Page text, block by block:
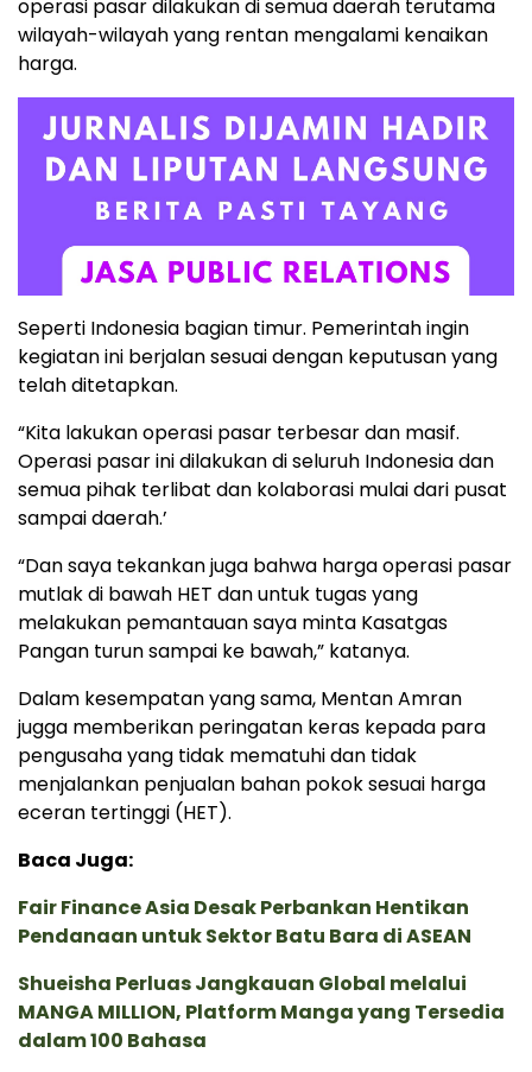
operasi pasar dilakukan di semua daerah terutama
wilayah-wilayah yang rentan mengalami kenaikan
harga.
Seperti Indonesia bagian timur. Pemerintah ingin
kegiatan ini berjalan sesuai dengan keputusan yang
telah ditetapkan.
“Kita lakukan operasi pasar terbesar dan masif.
Operasi pasar ini dilakukan di seluruh Indonesia dan
semua pihak terlibat dan kolaborasi mulai dari pusat
sampai daerah.’
“Dan saya tekankan juga bahwa harga operasi pasar
mutlak di bawah HET dan untuk tugas yang
melakukan pemantauan saya minta Kasatgas
Pangan turun sampai ke bawah,” katanya.
Dalam kesempatan yang sama, Mentan Amran
jugga memberikan peringatan keras kepada para
pengusaha yang tidak mematuhi dan tidak
menjalankan penjualan bahan pokok sesuai harga
eceran tertinggi (HET).
Baca Juga:
Fair Finance Asia Desak Perbankan Hentikan
Pendanaan untuk Sektor Batu Bara di ASEAN
Shueisha Perluas Jangkauan Global melalui
MANGA MILLION, Platform Manga yang Tersedia
dalam 100 Bahasa